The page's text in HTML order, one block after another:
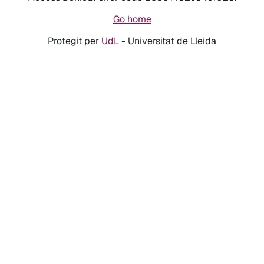
Go home
Protegit per UdL- Universitat de Lleida